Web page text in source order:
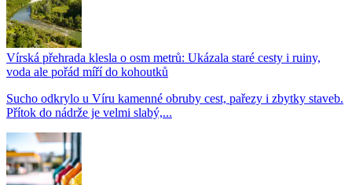
Vírská přehrada klesla o osm metrů: Ukázala staré cesty i ruiny,
voda ale pořád míří do kohoutků
Sucho odkrylo u Víru kamenné obruby cest, pařezy i zbytky staveb.
Přítok do nádrže je velmi slabý,...